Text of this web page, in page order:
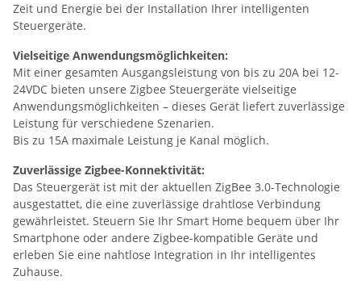
Zeit und Energie bei der Installation Ihrer intelligenten
Steuergeräte.
Vielseitige Anwendungsmöglichkeiten:
Mit einer gesamten Ausgangsleistung von bis zu 20A bei 12-
24VDC bieten unsere Zigbee Steuergeräte vielseitige
Anwendungsmöglichkeiten – dieses Gerät liefert zuverlässige
Leistung für verschiedene Szenarien.
Bis zu 15A maximale Leistung je Kanal möglich.
Zuverlässige Zigbee-Konnektivität:
Das Steuergerät ist mit der aktuellen ZigBee 3.0-Technologie
ausgestattet, die eine zuverlässige drahtlose Verbindung
gewährleistet. Steuern Sie Ihr Smart Home bequem über Ihr
Smartphone oder andere Zigbee-kompatible Geräte und
erleben Sie eine nahtlose Integration in Ihr intelligentes
Zuhause.